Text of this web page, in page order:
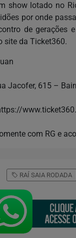
show lotado no
por onde
de gerações
site da Ticket360.
Jacofer, 615 –
com RG e
RAÍ SAIA RODADA